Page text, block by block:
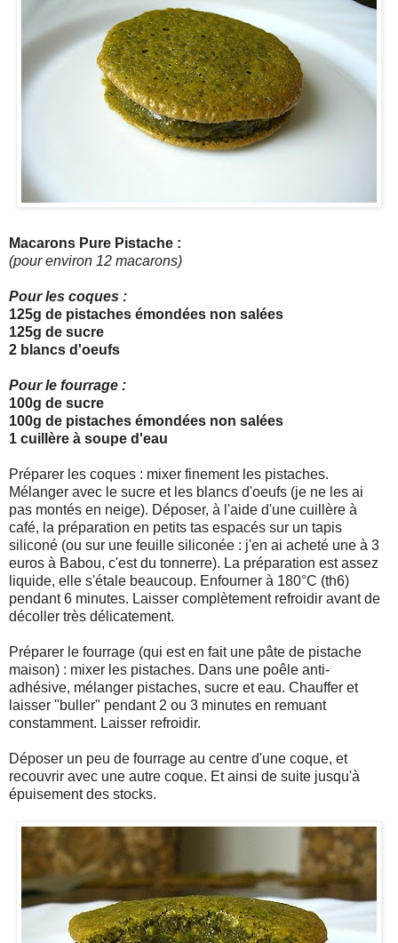
Macarons Pure Pistache :
(pour environ 12 macarons)
Pour les coques :
125g de pistaches émondées non salées
125g de sucre
2 blancs d'oeufs
Pour le fourrage :
100g de sucre
100g de pistaches émondées non salées
1 cuillère à soupe d'eau
Préparer les coques : mixer finement les pistaches.
Mélanger avec le sucre et les blancs d'oeufs (je ne les ai
pas montés en neige). Déposer, à l'aide d'une cuillère à
café, la préparation en petits tas espacés sur un tapis
siliconé (ou sur une feuille siliconée : j'en ai acheté une à 3
euros à Babou, c'est du tonnerre). La préparation est assez
liquide, elle s'étale beaucoup. Enfourner à 180°C (th6)
pendant 6 minutes. Laisser complètement refroidir avant de
décoller très délicatement.
Préparer le fourrage (qui est en fait une pâte de pistache
maison) : mixer les pistaches. Dans une poêle anti-
adhésive, mélanger pistaches, sucre et eau. Chauffer et
laisser "buller" pendant 2 ou 3 minutes en remuant
constamment. Laisser refroidir.
Déposer un peu de fourrage au centre d'une coque, et
recouvrir avec une autre coque. Et ainsi de suite jusqu'à
épuisement des stocks.